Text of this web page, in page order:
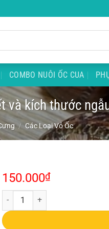
COMBO NUÔI ỐC CUA
và kích thước
/ Các Loại Vỏ Ốc
150.000₫
Sỉ 1kg vỏ ốc xà cừ đỏ hoạ tiết